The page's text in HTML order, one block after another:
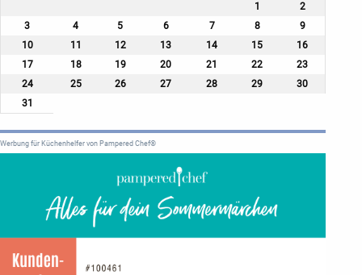
1
2
3
4 5 6 7 8
9
10
11 12 13 14 15
16
17
18 19 20 21 22
23
24
25 26 27 28 29
30
31
Werbung für Küchenhelfer von Pampered Chef®